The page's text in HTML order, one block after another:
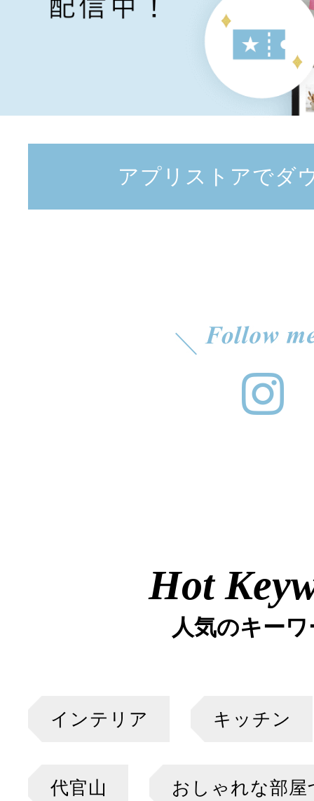
アプリストアでダ
Hot
人気のキー
インテリア キッチン
代官山 おしゃれな部屋